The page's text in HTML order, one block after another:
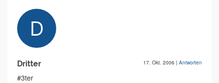
Dritter 17. Okt. 2006 | Antworten
#3ter